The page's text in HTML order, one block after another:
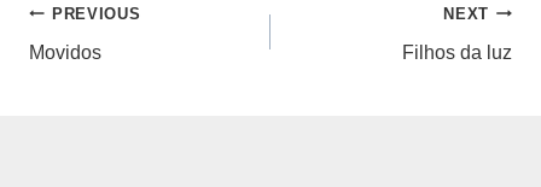
Navegação
de
PREVIOUS
Movidos
NEXT
Filhos da luz